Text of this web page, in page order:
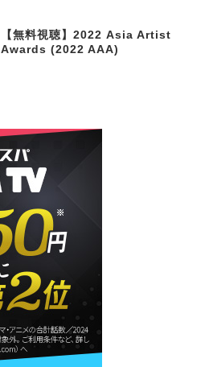
【無料視聴】2022 Asia Artist
Awards (2022 AAA)